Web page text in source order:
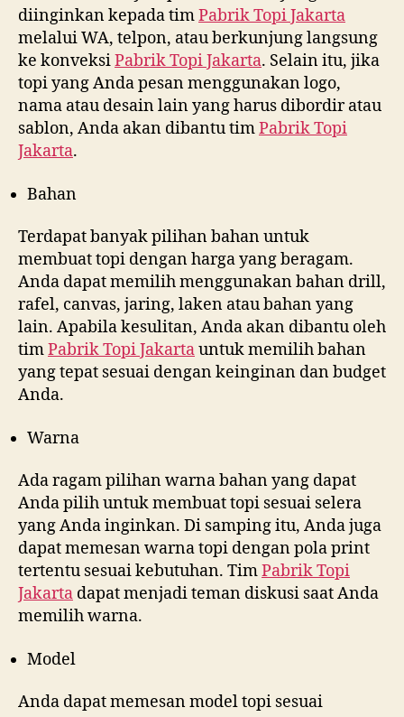
diinginkan kepada timPabrik Topi Jakarta
melalui WA, telpon, atau berkunjung langsung
ke konveksiPabrik Topi Jakarta. Selain itu, jika
topi yang Anda pesan menggunakan logo,
nama atau desain lain yang harus dibordir atau
sablon, Anda akan dibantu timPabrik Topi
Jakarta.
Bahan
Terdapat banyak pilihan bahan untuk
membuat topi dengan harga yang beragam.
Anda dapat memilih menggunakan bahan drill,
rafel, canvas, jaring, laken atau bahan yang
lain. Apabila kesulitan, Anda akan dibantu oleh
timPabrik Topi Jakartauntuk memilih bahan
yang tepat sesuai dengan keinginan dan budget
Anda.
Warna
Ada ragam pilihan warna bahan yang dapat
Anda pilih untuk membuat topi sesuai selera
yang Anda inginkan. Di samping itu, Anda juga
dapat memesan warna topi dengan pola print
tertentu sesuai kebutuhan. TimPabrik Topi
Jakarta dapat menjadi teman diskusi saat Anda
memilih warna.
Model
Anda dapat memesan model topi sesuai